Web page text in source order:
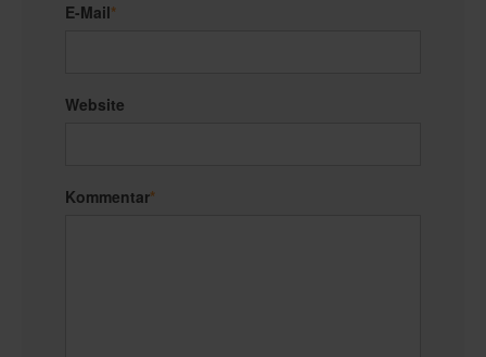
E-Mail*
Website
Kommentar*